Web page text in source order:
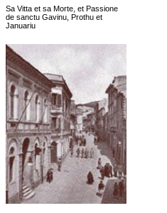
Sa Vitta et sa Morte, et Passione
de sanctu Gavinu, Prothu et
Januariu